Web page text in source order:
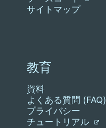
サイトマップ
教育
資料
よくある質問 (FAQ)
プライバシー
チュートリアル